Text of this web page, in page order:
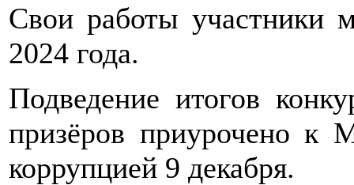
Свои работы участники
2024 года.
Подведение итогов
призёров приурочено к
коррупцией 9 декабря.